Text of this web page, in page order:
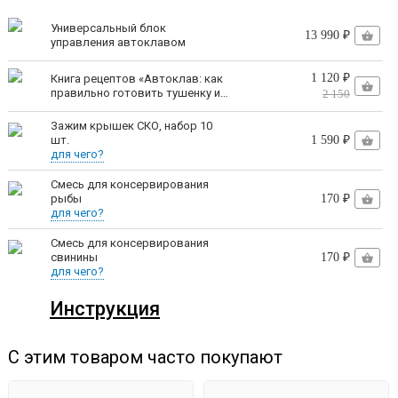
фиксируются в пазах, где находится силиконовое
уплотнение, обеспечивающее полную герметичность.
Никаких рым-болтов и гаек!Теперь установка крышки
не отнимает много времени и сил.
Автоматический выход на
рабочий режим
Умный клапан продувки сам стравит
воздух в паровом режиме
Вам не нужно вручную закрывать клапан после
Универсальный блок
управления автоклавом
13 990 ₽
Книга рецептов «Автоклав: как
правильно готовить тушенку и
Поляков
1 120 ₽
2 150
Зажим крышек СКО, набор 10
шт.
для чего?
1 590 ₽
Смесь для консервирования
рыбы
для чего?
170 ₽
Смесь для консервирования
свинины
для чего?
170 ₽
Инструкция
С этим товаром часто покупают